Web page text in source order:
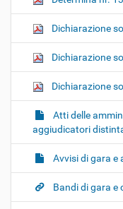
Dichiarazione
Dichiarazione
Dichiarazione
Atti delle
aggiudicatori
Avvisi di gara e
Bandi di gara e